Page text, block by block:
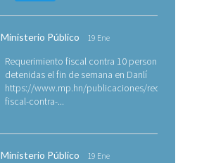
Ministerio Público 19 Ene
Requerimiento fiscal contra 10 personas
detenidas el fin de semana en Danlí
https://www.mp.hn/publicaciones/
fiscal-contra-...
Ministerio Público 19 Ene